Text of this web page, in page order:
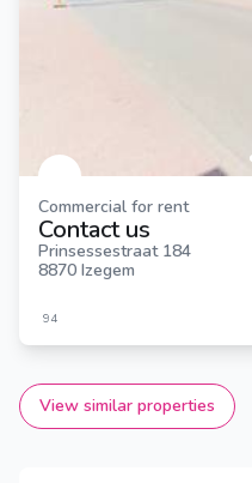
Commercial for rent
Contact us
Prinsessestraat 184
8870 Izegem
94
View similar properties